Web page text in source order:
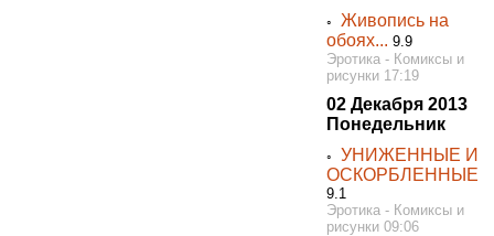
◦Живопись на
обоях... 9.9
Эротика - Комиксы и
рисунки 17:19
02 Декабря 2013
Понедельник
◦УНИЖЕННЫЕ И
ОСКОРБЛЕННЫЕ
9.1
Эротика - Комиксы и
рисунки 09:06